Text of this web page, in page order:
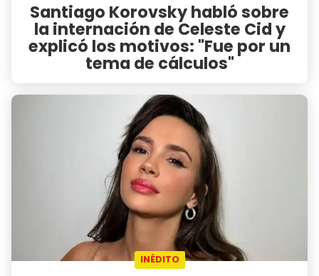
Santiago Korovsky habló sobre
la internación de Celeste Cid y
explicó los motivos: "Fue por un
tema de cálculos"
INÉDITO